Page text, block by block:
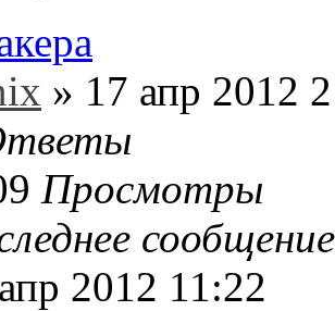
» 17 апр 2012
Просмотры
2012 11:22